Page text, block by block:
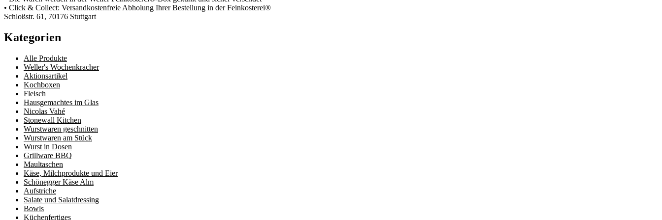
• Click & Collect: Versandkostenfreie Abholung Ihrer Bestellung in der Feinkosterei®
Schloßstr. 61, 70176 Stuttgart
Kategorien
Alle Produkte
Weller's Wochenkracher
Aktionsartikel
Kochboxen
Fleisch
Hausgemachtes im Glas
Nicolas Vahé
Stonewall Kitchen
Wurstwaren geschnitten
Wurstwaren am Stück
Wurst in Dosen
Grillware BBQ
Maultaschen
Käse, Milchprodukte und Eier
Schönegger Käse Alm
Aufstriche
Salate und Salatdressing
Bowls
Küchenfertiges